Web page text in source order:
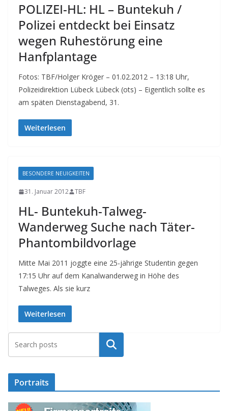
POLIZEI-HL: HL – Buntekuh /
Polizei entdeckt bei Einsatz
wegen Ruhestörung eine
Hanfplantage
Fotos: TBF/Holger Kröger – 01.02.2012 – 13:18 Uhr,
Polizeidirektion Lübeck Lübeck (ots) – Eigentlich sollte es
am späten Dienstagabend, 31.
Weiterlesen
BESONDERE NEUIGKEITEN
31. Januar 2012 TBF
HL- Buntekuh-Talweg-
Wanderweg Suche nach Täter-
Phantombildvorlage
Mitte Mai 2011 joggte eine 25-jährige Studentin gegen
17:15 Uhr auf dem Kanalwanderweg in Höhe des
Talweges. Als sie kurz
Weiterlesen
Suchen
Portraits